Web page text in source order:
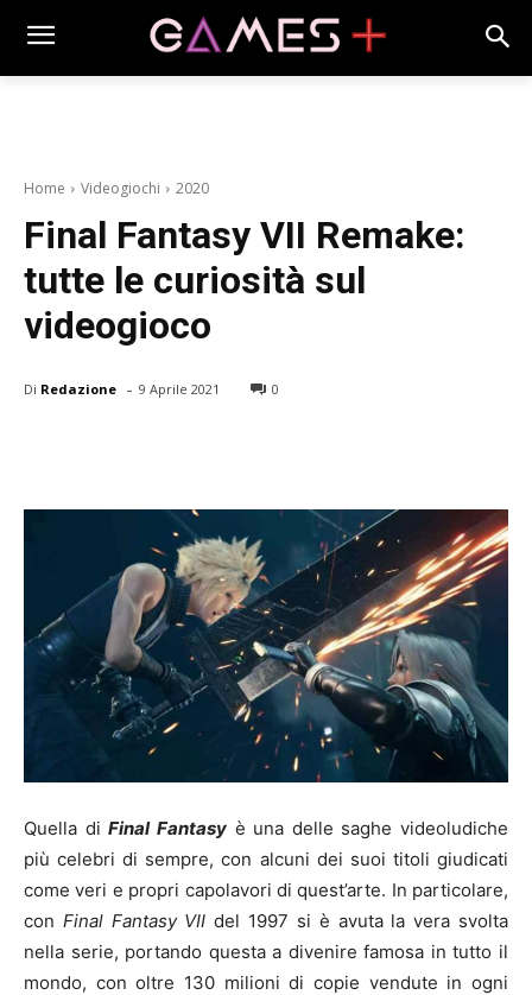
Home Videogiochi 2020
Final Fantasy VII Remake:
tutte le curiosità sul
videogioco
Di Redazione - 9 Aprile 2021 0
Quella diFinal Fantasyè una delle saghe videoludiche
più celebri di sempre, con alcuni dei suoi titoli giudicati
come veri e propri capolavori di quest’arte. In particolare,
con Final Fantasy VIIdel 1997 si è avuta la vera svolta
nella serie, portando questa a divenire famosa in tutto il
mondo, con oltre 130 milioni di copie vendute in ogni